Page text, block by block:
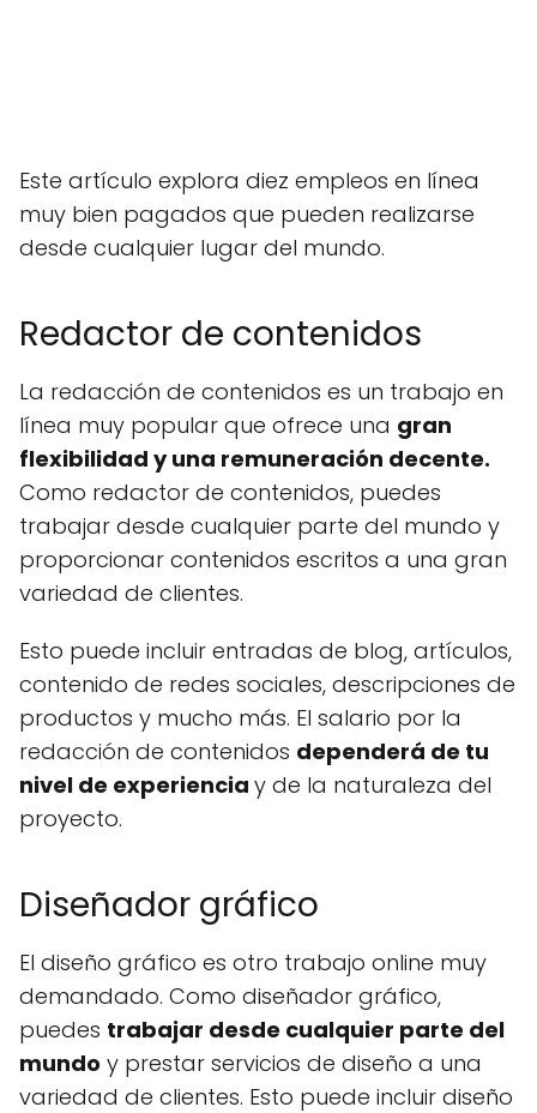
Este artículo explora diez empleos en línea
muy bien pagados que pueden realizarse
desde cualquier lugar del mundo.
Redactor de contenidos
La redacción de contenidos es un trabajo en
línea muy popular que ofrece una gran
flexibilidad y una remuneración decente.
Como redactor de contenidos, puedes
trabajar desde cualquier parte del mundo y
proporcionar contenidos escritos a una gran
variedad de clientes.
Esto puede incluir entradas de blog, artículos,
contenido de redes sociales, descripciones de
productos y mucho más. El salario por la
redacción de contenidos dependerá de tu
nivel de experiencia y de la naturaleza del
proyecto.
Diseñador gráfico
El diseño gráfico es otro trabajo online muy
demandado. Como diseñador gráfico,
puedes trabajar desde cualquier parte del
mundo y prestar servicios de diseño a una
variedad de clientes. Esto puede incluir diseño